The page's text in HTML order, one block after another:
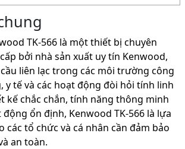
TK-566 là một thiết bị chuyên
bởi nhà sản xuất uy tín Kenwood,
liên lạc trong các môi trường công
y tế và các hoạt động đòi hỏi tính linh
kế chắc chắn, tính năng thông minh
ổn định, Kenwood TK-566 là lựa
các tổ chức và cá nhân cần đảm bảo
an toàn.